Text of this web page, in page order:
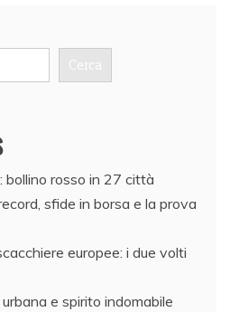
Cerca
bollino rosso in 27 città
sfide in borsa e la prova
europee: i due volti
e spirito indomabile